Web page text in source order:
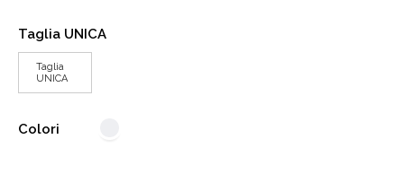
Taglia UNICA
Taglia
UNICA
Colori